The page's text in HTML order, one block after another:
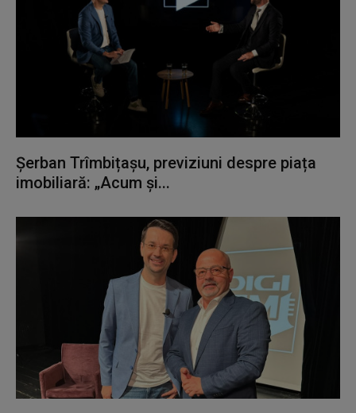
Șerban Trîmbițașu, previziuni despre piața
imobiliară: „Acum și...